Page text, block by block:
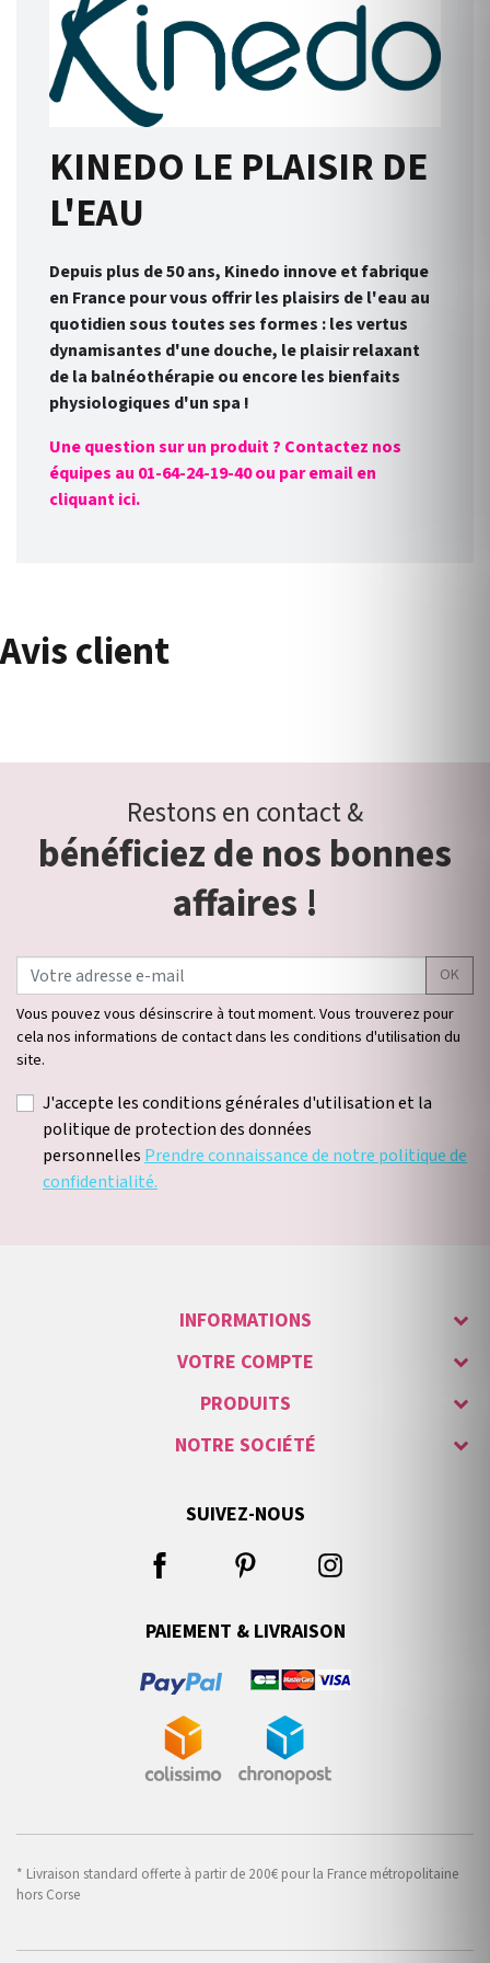
KINEDO LE PLAISIR DE
L'EAU
Depuis plus de 50 ans, Kinedo innove et fabrique
en France pour vous offrir les plaisirs de l'eau au
quotidien sous toutes ses formes : les vertus
dynamisantes d'une douche, le plaisir relaxant
de la balnéothérapie ou encore les bienfaits
physiologiques d'un spa !
Une question sur un produit ? Contactez nos
équipes au 01-64-24-19-40 ou par email en
cliquant ici.
Avis client
Restons en contact &
bénéficiez de nos bonnes
affaires !
OK
Vous pouvez vous désinscrire à tout moment. Vous trouverez pour
cela nos informations de contact dans les conditions d'utilisation du
site.
J'accepte les conditions générales d'utilisation et la
politique de protection des données
personnelles Prendre connaissance de notre politique de
confidentialité.
INFORMATIONS
VOTRE COMPTE
PRODUITS
NOTRE SOCIÉTÉ
SUIVEZ-NOUS
PAIEMENT & LIVRAISON
* Livraison standard offerte à partir de 200€ pour la France métropolitaine
hors Corse